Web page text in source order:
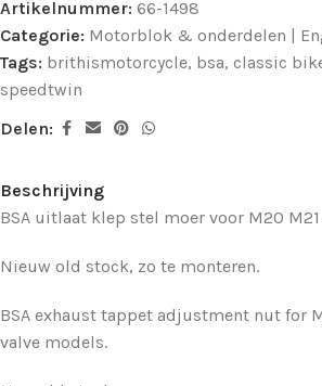
Artikelnummer: 66-1498
Categorie: Motorblok & onderdelen |
Tags: brithismotorcycle, bsa, classic
speedtwin
Delen:
Beschrijving
BSA uitlaat klep stel moer voor M20
Nieuw old stock, zo te monteren.
BSA exhaust tappet adjustment nut for
valve models.